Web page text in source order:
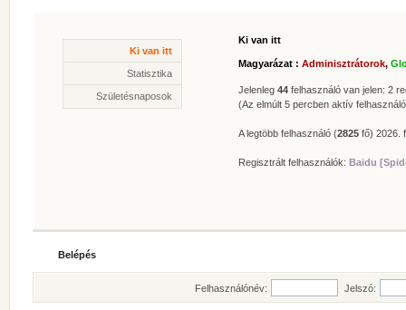
Ki van itt
Ki van itt
Magyarázat : Adminisztrátorok,
Jelenleg 44 felhasználó van jelen: 2
(Az elmúlt 5 percben aktív
A legtöbb felhasználó (2825 fő) 2026.
Regisztrált felhasználók: Baidu
Statisztika
Statisztika
* Hozzászólások száma:
62614
* Témák száma:
* Felhasználók száma: 606
* Legújabb regisztrált tagunk:Zolee
Születésnaposok
Belépés
Felhasználónév: Jelszó: